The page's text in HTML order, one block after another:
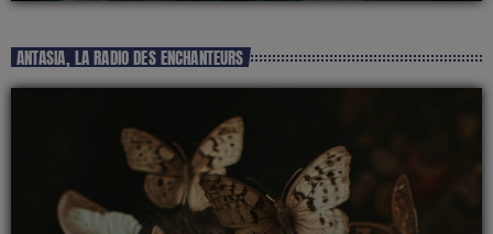
ANTASIA, LA RADIO DES ENCHANTEURS